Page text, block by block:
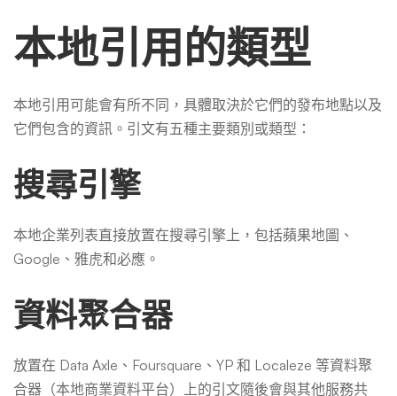
本地引用的類型
本地引用可能會有所不同，具體取決於它們的發布地點以及
它們包含的資訊。引文有五種主要類別或類型：
搜尋引擎
本地企業列表直接放置在搜尋引擎上，包括蘋果地圖、
Google、雅虎和必應。
資料聚合器
放置在 Data Axle、Foursquare、YP 和 Localeze 等資料聚
合器（本地商業資料平台）上的引文隨後會與其他服務共